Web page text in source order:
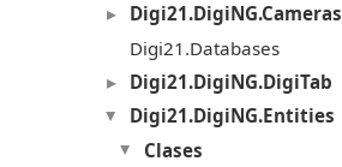
Digi21.DigiNG.Cameras
Digi21.Databases
Digi21.DigiNG.DigiTab
Digi21.DigiNG.Entities
Clases